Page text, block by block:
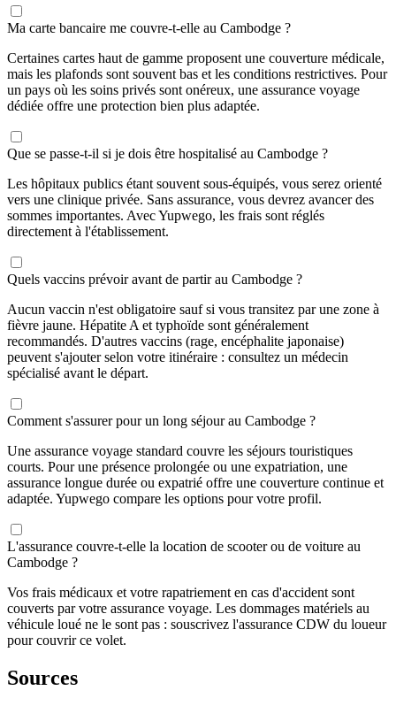
Ma carte bancaire me couvre-t-elle au Cambodge ?
Certaines cartes haut de gamme proposent une couverture médicale,
mais les plafonds sont souvent bas et les conditions restrictives. Pour
un pays où les soins privés sont onéreux, une assurance voyage
dédiée offre une protection bien plus adaptée.
Que se passe-t-il si je dois être hospitalisé au Cambodge ?
Les hôpitaux publics étant souvent sous-équipés, vous serez orienté
vers une clinique privée. Sans assurance, vous devrez avancer des
sommes importantes. Avec Yupwego, les frais sont réglés
directement à l'établissement.
Quels vaccins prévoir avant de partir au Cambodge ?
Aucun vaccin n'est obligatoire sauf si vous transitez par une zone à
fièvre jaune. Hépatite A et typhoïde sont généralement
recommandés. D'autres vaccins (rage, encéphalite japonaise)
peuvent s'ajouter selon votre itinéraire : consultez un médecin
spécialisé avant le départ.
Comment s'assurer pour un long séjour au Cambodge ?
Une assurance voyage standard couvre les séjours touristiques
courts. Pour une présence prolongée ou une expatriation, une
assurance longue durée ou expatrié offre une couverture continue et
adaptée. Yupwego compare les options pour votre profil.
L'assurance couvre-t-elle la location de scooter ou de voiture au
Cambodge ?
Vos frais médicaux et votre rapatriement en cas d'accident sont
couverts par votre assurance voyage. Les dommages matériels au
véhicule loué ne le sont pas : souscrivez l'assurance CDW du loueur
pour couvrir ce volet.
Sources